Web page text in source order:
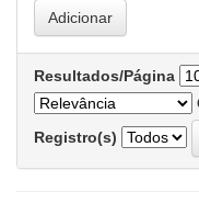
Resultados/Página
Registro(s)